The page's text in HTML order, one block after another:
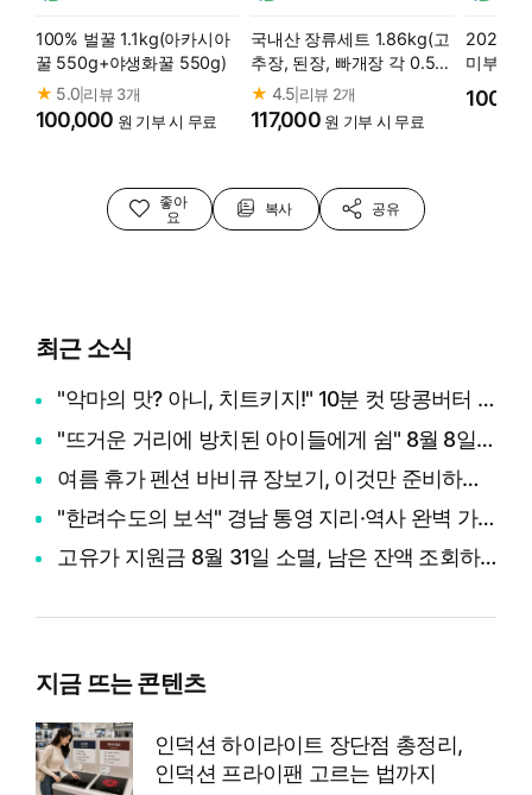
100% 벌꿀 1.1kg(아카시아
꿀 550g+야생화꿀 550g)
★ 5.0 리뷰 3개
100,000 원 기부 시 무료
국내산 장류세트 1.86kg(고
추장, 된장, 빠개장 각 0.5k
g+간장 180ml*2개)
★ 4.5 리뷰 2개
117,000 원 기부 시 무료
2025년
미부인
좋아
요
복사 공유
최근 소식
"악마의 맛? 아니, 치트키지!" 10분 컷 땅콩버터 떡볶이부터 효능·부작용 총정리
"뜨거운 거리에 방치된 아이들에게 쉼" 8월 8일 세계 고양이의 날, 나폴리 맛피아 권성준 셰프의 선한 영향력과 간곡한 호소
여름 휴가 펜션 바비큐 장보기, 이것만 준비하면 성공! (+장보기 체크리스트)
"한려수도의 보석" 경남 통영 지리·역사 완벽 가이드부터 제65회 통영한산대첩축제까지 총정리
고유가 지원금 8월 31일 소멸, 남은 잔액 조회하고 다 쓰는 법
지금 뜨는 콘텐츠
인덕션 하이라이트 장단점 총정리,
인덕션 프라이팬 고르는 법까지